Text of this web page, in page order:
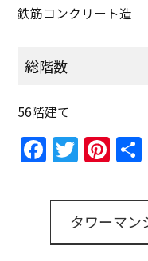
鉄筋コンクリート造
総階数
56階建て
Facebook
Twitter
タワーマン